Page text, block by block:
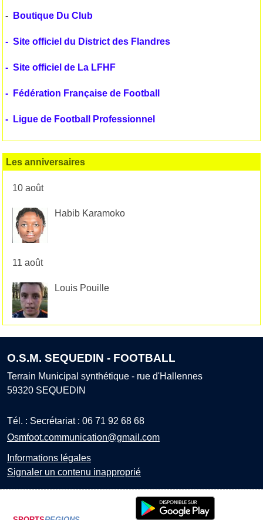
- Boutique Du Club
- Site officiel du District des Flandres
- Site officiel de La LFHF
- Fédération Française de Football
- Ligue de Football Professionnel
Les anniversaires
10 août
Habib Karamoko
11 août
Louis Pouille
O.S.M. SEQUEDIN - FOOTBALL
Terrain Municipal synthétique - rue d'Hallennes
59320 SEQUEDIN
Tél. : Secrétariat : 06 71 92 68 68
Osmfoot.communication@gmail.com
Informations légales
Signaler un contenu inapproprié